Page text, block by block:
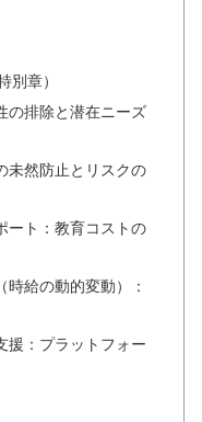
別章）
の排除と潜在ニーズ
未然防止とリスクの
ート：教育コストの
給の動的変動）：
援：プラットフォー